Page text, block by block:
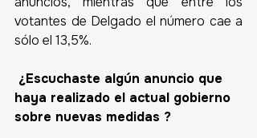
votantes de Delgado el número cae a
sólo el 13,5%.
haya realizado el actual gobierno
sobre nuevas medidas ?